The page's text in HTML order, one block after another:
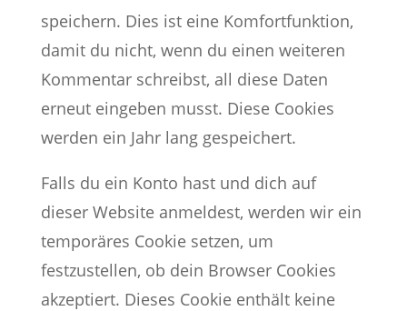
speichern. Dies ist eine Komfortfunktion,
damit du nicht, wenn du einen weiteren
Kommentar schreibst, all diese Daten
erneut eingeben musst. Diese Cookies
werden ein Jahr lang gespeichert.
Falls du ein Konto hast und dich auf
dieser Website anmeldest, werden wir ein
temporäres Cookie setzen, um
festzustellen, ob dein Browser Cookies
akzeptiert. Dieses Cookie enthält keine